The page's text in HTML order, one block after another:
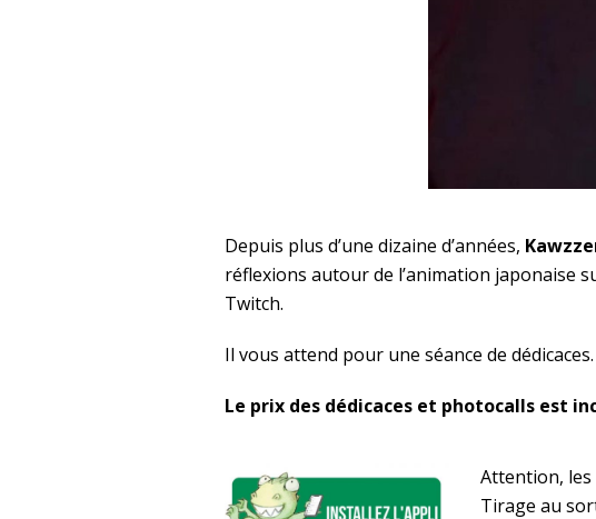
Depuis plus d’une dizaine d’années,
réflexions autour de l’animation japonaise
Twitch.
Il vous attend pour une séance de dédicaces.
Le prix des dédicaces et photocalls est
Attention, les
Tirage au